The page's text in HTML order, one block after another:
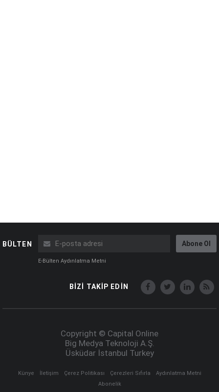
BÜLTEN Abone Ol
E-Bülten Aydınlatma Metni
BİZİ TAKİP EDİN
Copyright © Capital Online
Big Medya Teknoloji A.Ş.
Üsküdar İstanbul Turkey
Künye İletişim Çerez Politikası Çerezleri Sıfırla
Aydınlatma Metni
Abonelik